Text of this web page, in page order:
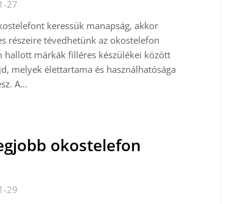
27
keressük manapság, akkor
részeire tévedhetünk az okostelefon
hallott márkák filléres készülékei között
melyek élettartama és használhatósága
A…
okostelefon
29